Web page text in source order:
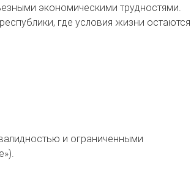
экономическими трудностями.
где условия жизни остаются
и ограниченными